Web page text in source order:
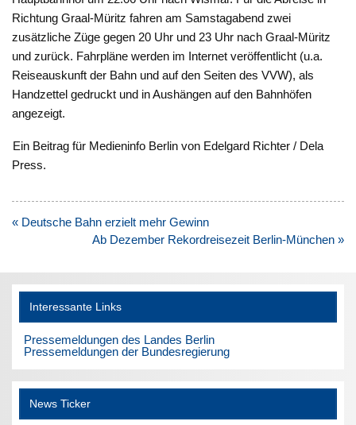
Richtung Graal-Müritz fahren am Samstagabend zwei
zusätzliche Züge gegen 20 Uhr und 23 Uhr nach Graal-Müritz
und zurück. Fahrpläne werden im Internet veröffentlicht (u.a.
Reiseauskunft der Bahn und auf den Seiten des VVW), als
Handzettel gedruckt und in Aushängen auf den Bahnhöfen
angezeigt.
Ein Beitrag für Medieninfo Berlin von Edelgard Richter / Dela
Press.
Beitragsnavigation
« Deutsche Bahn erzielt mehr Gewinn
Ab Dezember Rekordreisezeit Berlin-München »
Interessante Links
Pressemeldungen des Landes Berlin
Pressemeldungen der Bundesregierung
News Ticker